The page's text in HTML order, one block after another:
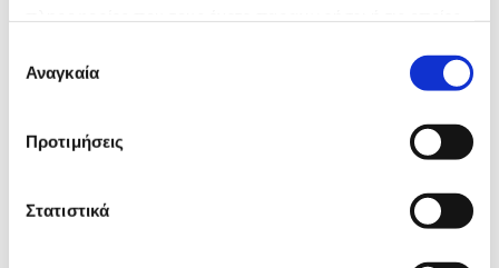
των υπηρεσιών τους.
συγκατάθεσης
Αναγκαία
Προτιμήσεις
Στατιστικά